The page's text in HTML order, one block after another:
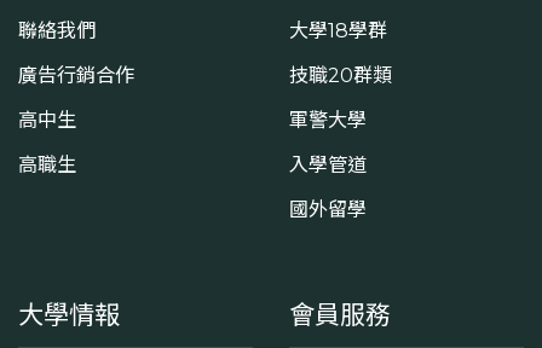
聯絡我們
廣告行銷合作
高中生
高職生
大學18學群
技職20群類
軍警大學
入學管道
國外留學
大學情報 會員服務